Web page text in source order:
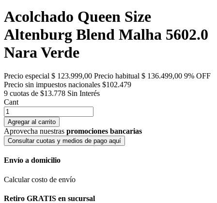
Acolchado Queen Size
Altenburg Blend Malha 5602.0
Nara Verde
Precio especial $ 123.999,00 Precio habitual $ 136.499,00 9% OFF
Precio sin impuestos nacionales $102.479
9 cuotas de $13.778 Sin Interés
Cant
Agregar al carrito
Aprovecha nuestras promociones bancarias
Consultar cuotas y medios de pago aquí
Envío a domicilio
Calcular costo de envío
Retiro GRATIS en sucursal